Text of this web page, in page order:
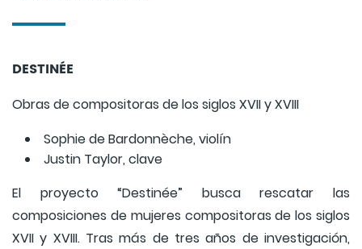
DESTINÉE
Obras de compositoras de los siglos XVII y XVIII
Sophie de Bardonnèche, violín
Justin Taylor, clave
El proyecto “Destinée” busca rescatar las
composiciones de mujeres compositoras de los siglos
XVII y XVIII. Tras más de tres años de investigación,